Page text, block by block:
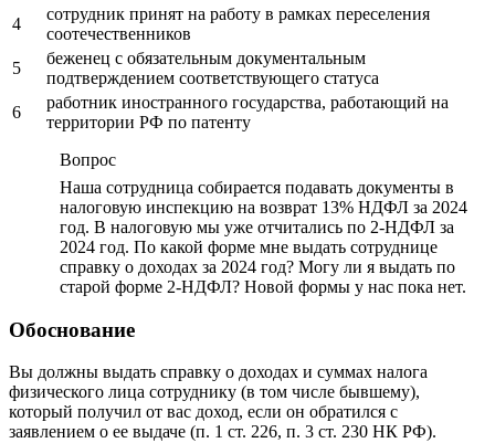
4
сотрудник принят на работу в рамках переселения
соотечественников
5
беженец с обязательным документальным
подтверждением соответствующего статуса
6
работник иностранного государства, работающий на
территории РФ по патенту
Вопрос
Наша сотрудница собирается подавать документы в
налоговую инспекцию на возврат 13% НДФЛ за 2024
год. В налоговую мы уже отчитались по 2-НДФЛ за
2024 год. По какой форме мне выдать сотруднице
справку о доходах за 2024 год? Могу ли я выдать по
старой форме 2-НДФЛ? Новой формы у нас пока нет.
Обоснование
Вы должны выдать справку о доходах и суммах налога
физического лица сотруднику (в том числе бывшему),
который получил от вас доход, если он обратился с
заявлением о ее выдаче (п. 1 ст. 226, п. 3 ст. 230 НК РФ).